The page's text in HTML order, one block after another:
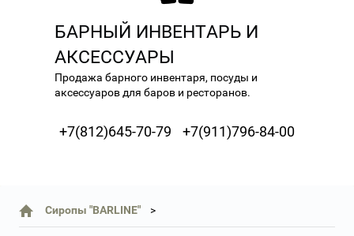
БАРНЫЙ ИНВЕНТАРЬ И
АКСЕССУАРЫ
Продажа барного инвентаря, посуды и
аксессуаров для баров и ресторанов.
+7(812)645-70-79 +7(911)796-84-00
Сиропы "BARLINE"